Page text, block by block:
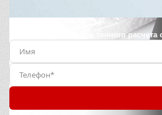
Заполните форму для точного расчета